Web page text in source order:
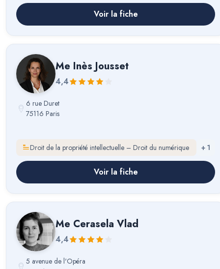
Voir la fiche
Me Inès Jousset
4,4
6 rue Duret
75116 Paris
Droit de la propriété intellectuelle – Droit du numérique + 1
Voir la fiche
Me Cerasela Vlad
4,4
5 avenue de l'Opéra